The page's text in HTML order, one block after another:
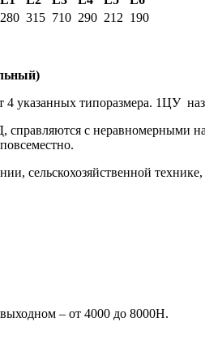
280 315 710 290 212 190
указанных типоразмера. 1ЦУ
с неравномерными
сельскохозяйственной
– от 4000 до 8000Н.